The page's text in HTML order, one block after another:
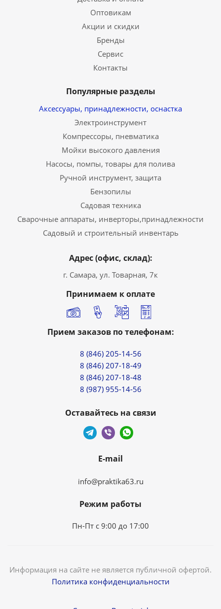
Оптовикам
Акции и скидки
Бренды
Сервис
Контакты
Популярные разделы
Аксессуары, принадлежности, оснастка
Электроинструмент
Компрессоры, пневматика
Мойки высокого давления
Насосы, помпы, товары для полива
Ручной инструмент, защита
Бензопилы
Садовая техника
Сварочные аппараты, инверторы,принадлежности
Садовый и строительный инвентарь
Адрес (офис, склад):
г. Самара, ул. Товарная, 7к
Принимаем к оплате
Прием заказов по телефонам:
8 (846) 205-14-56
8 (846) 207-18-49
8 (846) 207-18-48
8 (987) 955-14-56
Оставайтесь на связи
E-mail
info@praktika63.ru
Режим работы
Пн-Пт с 9:00 до 17:00
Информация на сайте не является публичной офертой.
Политика конфиденциальности